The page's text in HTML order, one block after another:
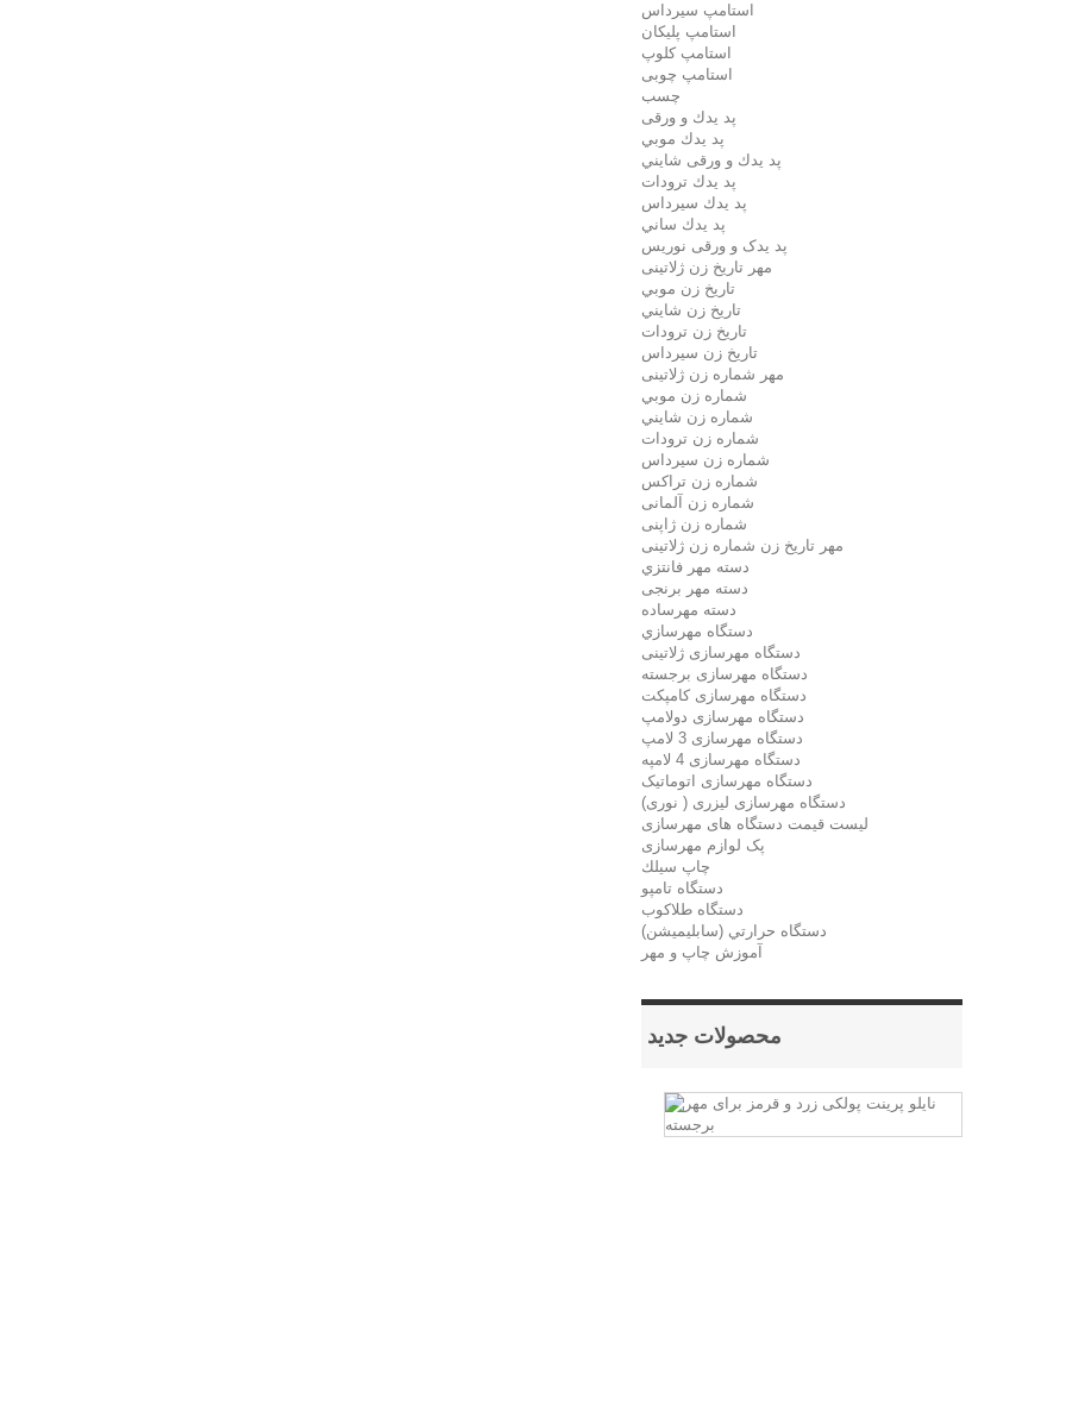
استامپ سيرداس
استامپ پلیکان
استامپ کلوپ
استامپ چوبی
چسب
پد يدك و ورقی
پد يدك موبي
پد يدك و ورقی شايني
پد يدك ترودات
پد يدك سيرداس
پد يدك ساني
پد یدک و ورقی نوریس
مهر تاريخ زن ژلاتینی
تاريخ زن موبي
تاريخ زن شايني
تاريخ زن ترودات
تاريخ زن سيرداس
مهر شماره زن ژلاتینی
شماره زن موبي
شماره زن شايني
شماره زن ترودات
شماره زن سيرداس
شماره زن تراکس
شماره زن آلمانی
شماره زن ژاپنی
مهر تاریخ زن شماره زن ژلاتینی
دسته مهر فانتزي
دسته مهر برنجی
دسته مهرساده
دستگاه مهرسازي
دستگاه مهرسازی ژلاتینی
دستگاه مهرسازی برجسته
دستگاه مهرسازی کامپکت
دستگاه مهرسازی دولامپ
دستگاه مهرسازی 3 لامپ
دستگاه مهرسازی 4 لامپه
دستگاه مهرسازی اتوماتیک
دستگاه مهرسازی لیزری ( نوری)
لیست قیمت دستگاه های مهرسازی
پک لوازم مهرسازی
چاپ سيلك
دستگاه تامپو
دستگاه طلاکوب
دستگاه حرارتي (سابليميشن)
آموزش چاپ و مهر
محصولات جدید
نایلو
پرینت
پولکی